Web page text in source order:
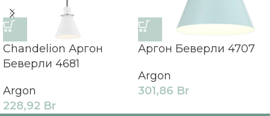
Chandelion Аргон
Беверли 4681
Argon
228,92 Br
Аргон Беверли 4707
Argon
301,86 Br